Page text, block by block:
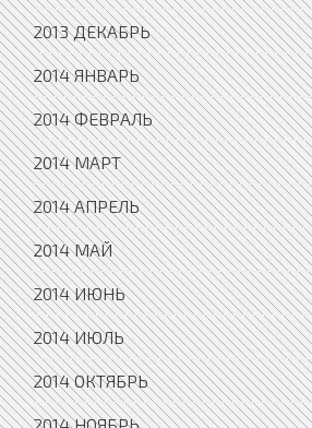
2013 ДЕКАБРЬ
2014 ЯНВАРЬ
2014 ФЕВРАЛЬ
2014 МАРТ
2014 АПРЕЛЬ
2014 МАЙ
2014 ИЮНЬ
2014 ИЮЛЬ
2014 ОКТЯБРЬ